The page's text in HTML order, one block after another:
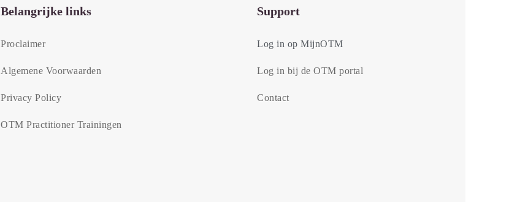
Belangrijke links
Proclaimer
Algemene Voorwaarden
Privacy Policy
OTM Practitioner Trainingen
Support
Log in op MijnOTM
Log in bij de OTM portal
Contact